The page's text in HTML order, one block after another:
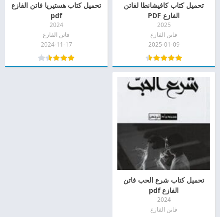
تحميل كتاب كافيشانطا لفاتن
الفازع PDF
2025
فاتن الفازع
2025-01-09
تحميل كتاب هستيريا فاتن الفازع
pdf
2024
فاتن الفازع
2024-11-17
تحميل كتاب شرع الحب فاتن
الفازع pdf
2024
فاتن الفازع